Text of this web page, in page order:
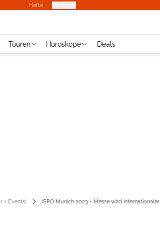
Hefte
Touren Horoskope Deals
+ Events) ISPO Munich 2023 - Messe wird internationaler